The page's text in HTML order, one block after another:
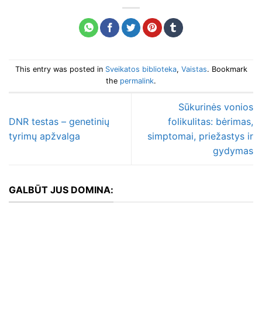
This entry was posted in Sveikatos biblioteka, Vaistas. Bookmark
the permalink.
DNR testas – genetinių
tyrimų apžvalga
Sūkurinės vonios
folikulitas: bėrimas,
simptomai, priežastys ir
gydymas
GALBŪT JUS DOMINA: